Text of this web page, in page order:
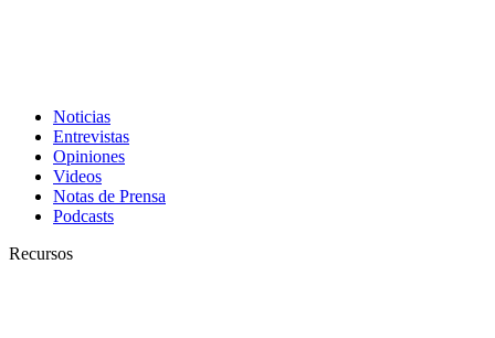
Noticias
Entrevistas
Opiniones
Videos
Notas de Prensa
Podcasts
Recursos